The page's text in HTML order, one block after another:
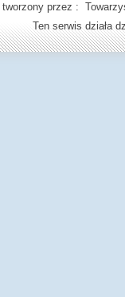
tworzony przez :
Ten serwis działa